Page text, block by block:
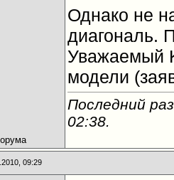
Однако не
диагональ.
Уважаемый
модели
Последний
02:38.
09:29